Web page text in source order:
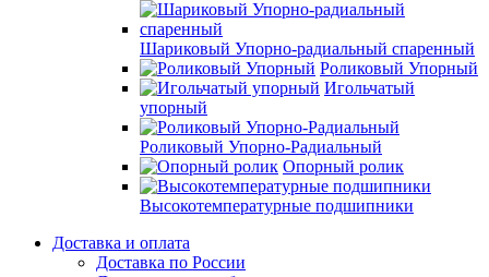
Шариковый Упорно-радиальный спаренный
Роликовый Упорный
Игольчатый
упорный
Роликовый Упорно-Радиальный
Опорный ролик
Высокотемпературные подшипники
Доставка и оплата
Доставка по России